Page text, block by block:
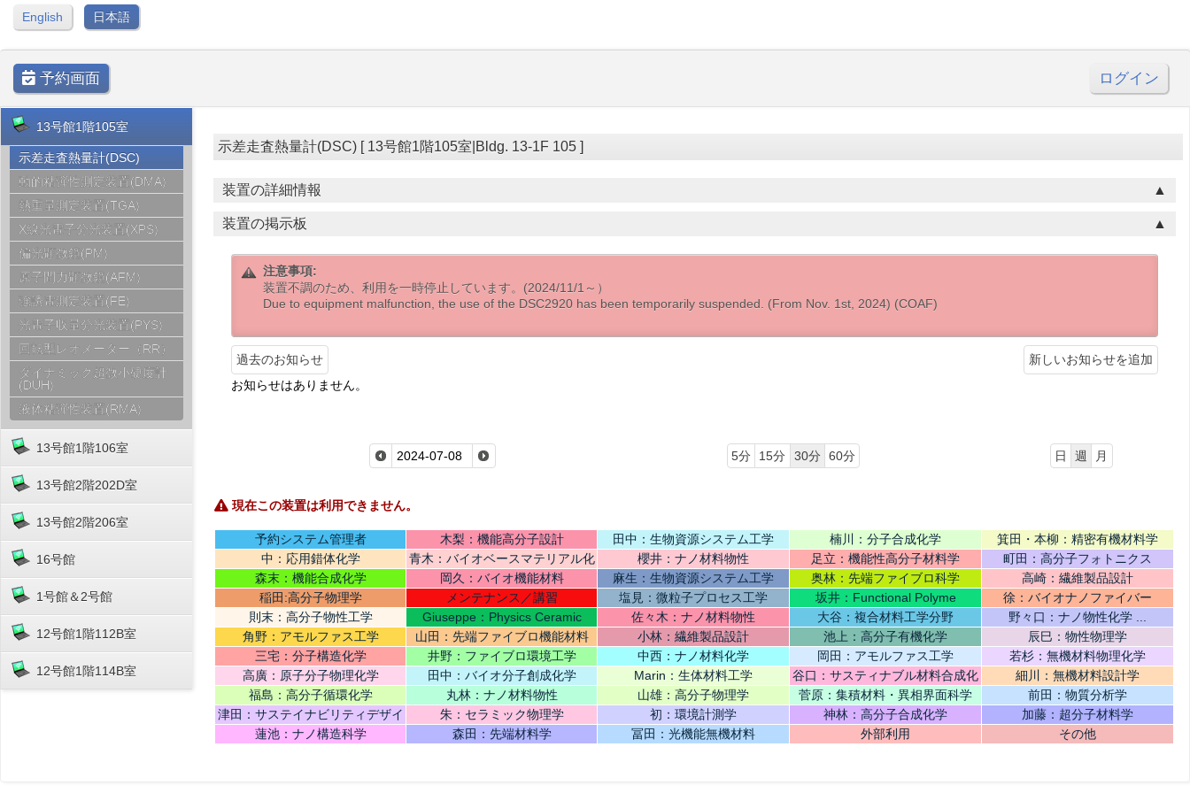
English 日本語
予約画面 ログイン
13号館1階105室
示差走査熱量計(DSC)
動的粘弾性測定装置(DMA)
熱重量測定装置(TGA)
X線光電子分光装置(XPS)
偏光顕微鏡(PM)
原子間力顕微鏡(AFM)
強誘電測定装置(FE)
光電子収量分光装置(PYS)
回転型レオメーター（RR）
ダイナミック超微小硬度計
(DUH)
液体粘弾性装置(RMA)
13号館1階106室
13号館2階202D室
13号館2階206室
16号館
1号館＆2号館
12号館1階112B室
12号館1階114B室
示差走査熱量計(DSC) [ 13号館1階105室|Bldg. 13-1F 105 ]
装置の詳細情報
装置の掲示板
注意事項:
装置不調のため、利用を一時停止しています。(2024/11/1～）
Due to equipment malfunction, the use of the DSC2920 has been temporarily suspended. (From Nov. 1st, 2024) (COAF)
過去のお知らせ
新しいお知らせを追加
お知らせはありません。
5分 15分 30分 60分 日 週 月
現在この装置は利用できません。
予約システム管理者 木梨：機能高分子設計 田中：生物資源システム工学 楠川：分子合成化学
箕田・本柳：精密有機材料学
中：応用錯体化学
青木：バイオベースマテリアル化
学
櫻井：ナノ材料物性 足立：機能性高分子材料学
町田：高分子フォトニクス
森末：機能合成化学
岡久：バイオ機能材料 麻生：生物資源システム工学 奥林：先端ファイブロ科学
高崎：繊維製品設計
稲田:高分子物理学
メンテナンス／講習 塩見：微粒子プロセス工学 坂井：Functional Polyme
徐：バイオナノファイバー
則末：高分子物性工学
Giuseppe：Physics Ceramic 佐々木：ナノ材料物性 大谷：複合材料工学分野
野々口：ナノ物性化学 ...
角野：アモルファス工学
山田：先端ファイブロ機能材料 小林：繊維製品設計 池上：高分子有機化学
辰巳：物性物理学
三宅：分子構造化学
井野：ファイブロ環境工学 中西：ナノ材料化学 岡田：アモルファス工学
若杉：無機材料物理化学
高廣：原子分子物理化学
田中：バイオ分子創成化学 Marin：生体材料工学
谷口：サスティナブル材料合成化
学
細川：無機材料設計学
福島：高分子循環化学
丸林：ナノ材料物性 山雄：高分子物理学 菅原：集積材料・異相界面科学
前田：物質分析学
津田：サステイナビリティデザイ
ン
朱：セラミック物理学 初：環境計測学 神林：高分子合成化学
加藤：超分子材料学
蓮池：ナノ構造科学
森田：先端材料学 冨田：光機能無機材料 外部利用 その他